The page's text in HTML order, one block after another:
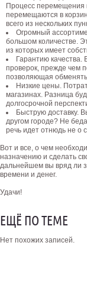
Процесс перемещения
перемещаются в
всего из нескольких
Огромный
большом количестве.
из которых имеет
Гарантию качества.
проверок, прежде чем
позволяющая обменять
Низкие цены.
магазинах. Разница
долгосрочной
Быструю доставку.
другом городе? Не
речь идет отнюдь не о
Вот и все, о чем
назначению и сделать
дальнейшем вы вряд ли
времени и денег.
Удачи!
ЕЩЁ ПО ТЕМЕ
Нет похожих записей.